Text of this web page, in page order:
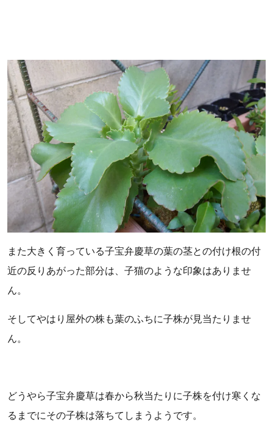
また大きく育っている子宝弁慶草の葉の茎との付け根の付
近の反りあがった部分は、子猫のような印象はありませ
ん。
そしてやはり屋外の株も葉のふちに子株が見当たりませ
ん。
どうやら子宝弁慶草は春から秋当たりに子株を付け寒くな
るまでにその子株は落ちてしまうようです。